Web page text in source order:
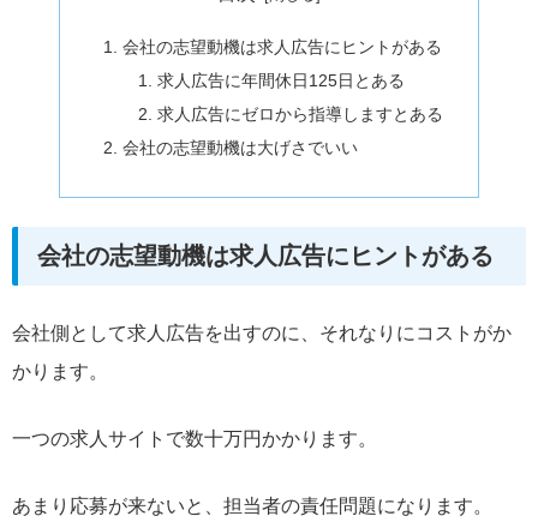
会社の志望動機は求人広告にヒントがある
求人広告に年間休日125日とある
求人広告にゼロから指導しますとある
会社の志望動機は大げさでいい
会社の志望動機は求人広告にヒントがある
会社側として求人広告を出すのに、それなりにコストがか
かります。
一つの求人サイトで数十万円かかります。
あまり応募が来ないと、担当者の責任問題になります。